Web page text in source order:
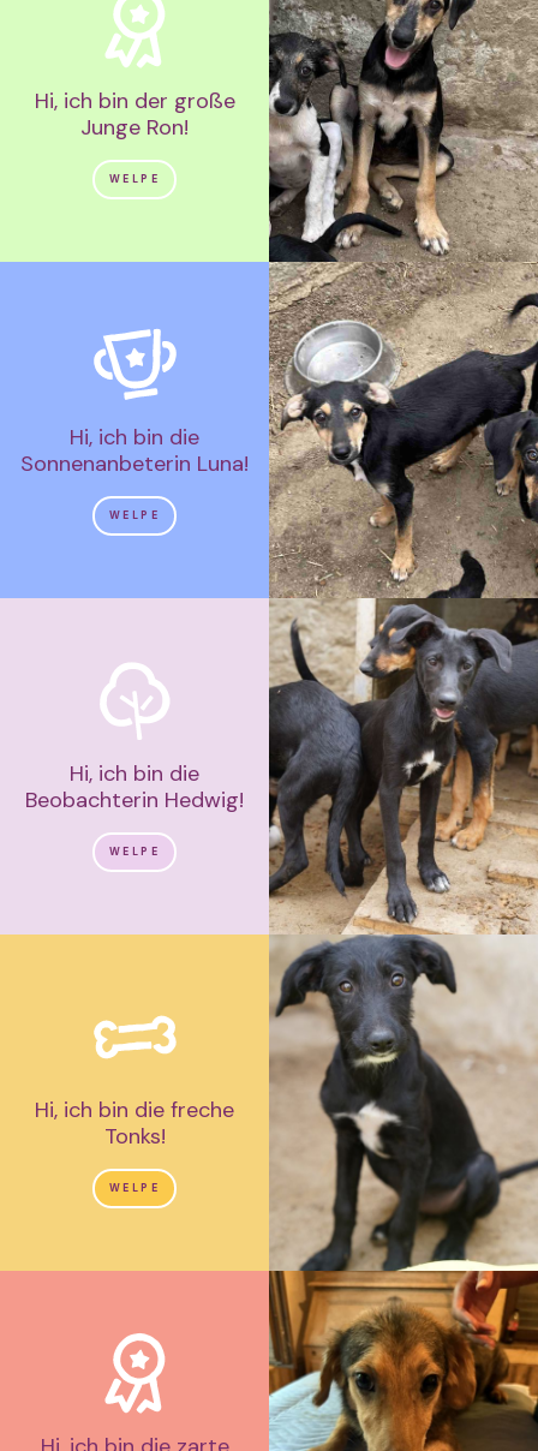
Hi, ich bin der große
Junge Ron!
WELPE
Hi, ich bin die
Sonnenanbeterin Luna!
WELPE
Hi, ich bin die
Beobachterin Hedwig!
WELPE
Hi, ich bin die freche
Tonks!
WELPE